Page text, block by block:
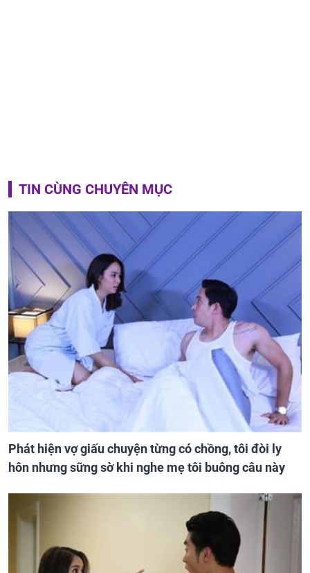
TIN CÙNG CHUYÊN MỤC
Phát hiện vợ giấu chuyện từng có chồng, tôi đòi ly
hôn nhưng sững sờ khi nghe mẹ tôi buông câu này